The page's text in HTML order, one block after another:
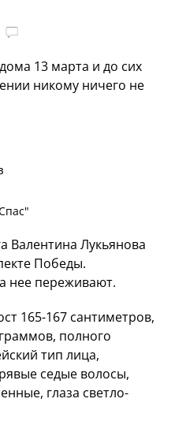
13 марта и до сих
никому ничего не
Валентина Лукьянова
Победы.
нее переживают.
165-167 сантиметров,
полного
тип лица,
седые волосы,
глаза светло-